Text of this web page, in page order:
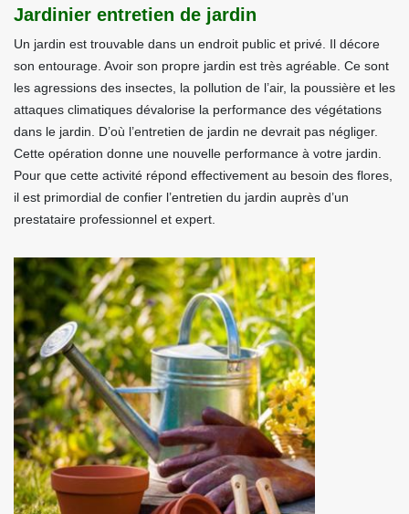
Jardinier entretien de jardin
Un jardin est trouvable dans un endroit public et privé. Il décore
son entourage. Avoir son propre jardin est très agréable. Ce sont
les agressions des insectes, la pollution de l’air, la poussière et les
attaques climatiques dévalorise la performance des végétations
dans le jardin. D’où l’entretien de jardin ne devrait pas négliger.
Cette opération donne une nouvelle performance à votre jardin.
Pour que cette activité répond effectivement au besoin des flores,
il est primordial de confier l’entretien du jardin auprès d’un
prestataire professionnel et expert.